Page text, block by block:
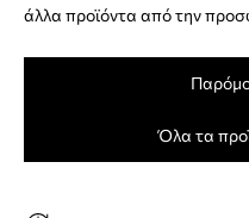
άλλα προϊόντα από την
Όλα τα